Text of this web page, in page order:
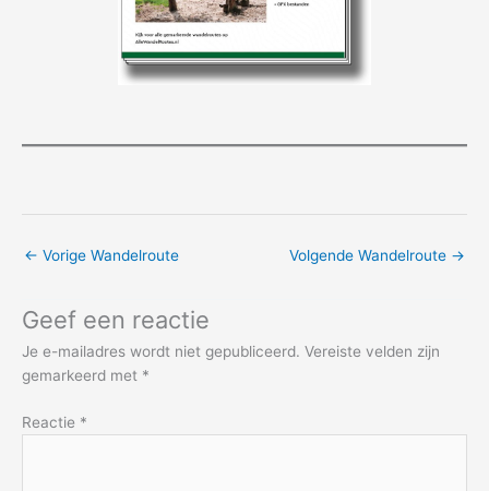
← Vorige Wandelroute Volgende Wandelroute →
Geef een reactie
Je e-mailadres wordt niet gepubliceerd. Vereiste velden zijn
gemarkeerd met *
Reactie *